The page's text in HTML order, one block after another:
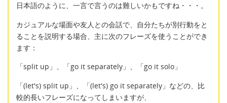
日本語のように、一言で言うのは難しいかもですね・・・。
カジュアルな場面や友人との会話で、自分たちが別行動をと
ることを説明する場合、主に次のフレーズを使うことができ
ます：
「split up」、「go it separately」、「go it solo」
「(let's) split up」、「(let's) go it separately」などの、比
較的長いフレーズになってしまいますが、